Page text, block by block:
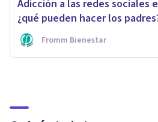
Adicción a las redes sociales
¿qué pueden hacer los
Fromm Bienestar